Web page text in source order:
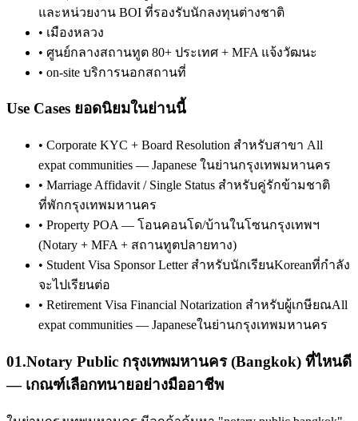
และหน่วยงาน BOI ที่รองรับนักลงทุนต่างชาติ
• เมืองหลวง
• ศูนย์กลางสถานทูต 80+ ประเทศ + MFA แจ้งวัฒนะ
• on-site บริการนอกสถานที่
Use Cases ยอดนิยมในย่านนี้
• Corporate KYC + Board Resolution สำหรับสาขา All
expat communities — Japanese ในย่านกรุงเทพมหานคร
• Marriage Affidavit / Single Status สำหรับคู่รักข้ามชาติ
ที่พักกรุงเทพมหานคร
• Property POA — โอนคอนโด/บ้านในโซนกรุงเทพฯ
(Notary + MFA + สถานทูตปลายทาง)
• Student Visa Sponsor Letter สำหรับนักเรียนKoreanที่กำลัง
จะไปเรียนต่อ
• Retirement Visa Financial Notarization สำหรับผู้เกษียณAll
expat communities — Japaneseในย่านกรุงเทพมหานคร
01.Notary Public กรุงเทพมหานคร (Bangkok) ที่ไหนดี
— เกณฑ์เลือกทนายอย่างมืออาชีพ